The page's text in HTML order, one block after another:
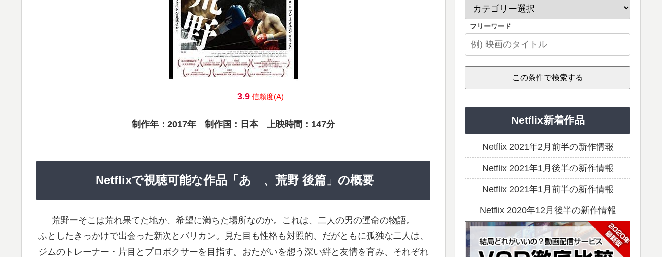
3.9 信頼度(A)
制作年：2017年 制作国：日本 上映時間：147分
Netflixで視聴可能な作品「あゝ、荒野 後篇」の概要
荒野ーそこは荒れ果てた地か、希望に満ちた場所なのか。これは、二人の男の運命の物語。
ふとしたきっかけで出会った新次とバリカン。見た目も性格も対照的、だがともに孤独な二人は、
ジムのトレーナー・片目とプロボクサーを目指す。おたがいを想う深い絆と友情を育み、それぞれ
フリーワード
Netflix新着作品
Netflix 2021年2月前半の新作情報
Netflix 2021年1月後半の新作情報
Netflix 2021年1月前半の新作情報
Netflix 2020年12月後半の新作情報